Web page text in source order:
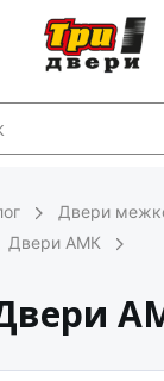
Двери
Двери АМК